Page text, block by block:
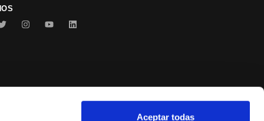
Aceptar todas